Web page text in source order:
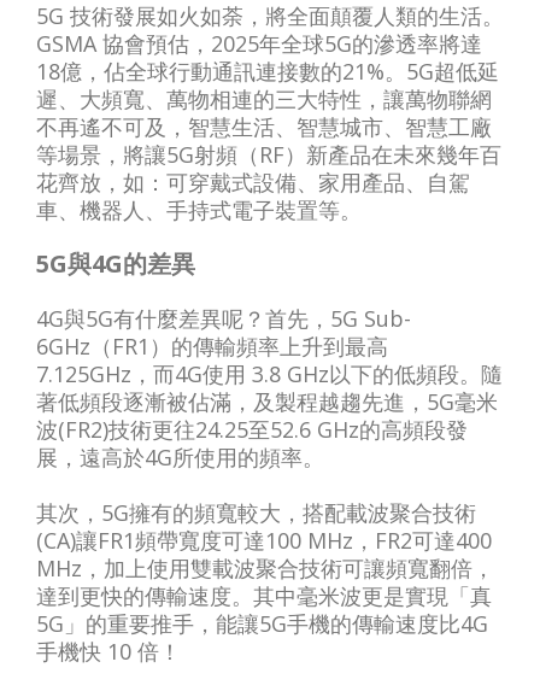
5G 技術發展如火如荼，將全面顛覆人類的生活。
GSMA 協會預估，2025年全球5G的滲透率將達
18億，佔全球行動通訊連接數的21%。5G超低延
遲、大頻寬、萬物相連的三大特性，讓萬物聯網
不再遙不可及，智慧生活、智慧城市、智慧工廠
等場景，將讓5G射頻（RF）新產品在未來幾年百
花齊放，如：可穿戴式設備、家用產品、自駕
車、機器人、手持式電子裝置等。
5G與4G的差異
4G與5G有什麼差異呢？首先，5G Sub-
6GHz（FR1）的傳輸頻率上升到最高
7.125GHz，而4G使用 3.8 GHz以下的低頻段。隨
著低頻段逐漸被佔滿，及製程越趨先進，5G毫米
波(FR2)技術更往24.25至52.6 GHz的高頻段發
展，遠高於4G所使用的頻率。
其次，5G擁有的頻寬較大，搭配載波聚合技術
(CA)讓FR1頻帶寬度可達100 MHz，FR2可達400
MHz，加上使用雙載波聚合技術可讓頻寬翻倍，
達到更快的傳輸速度。其中毫米波更是實現「真
5G」的重要推手，能讓5G手機的傳輸速度比4G
手機快 10 倍！